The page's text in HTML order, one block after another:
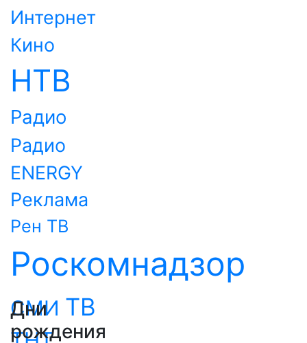
Интернет
Кино
НТВ
Радио
Радио
ENERGY
Реклама
Рен ТВ
Роскомнадзор
СМИ ТВ
Дни
рождения